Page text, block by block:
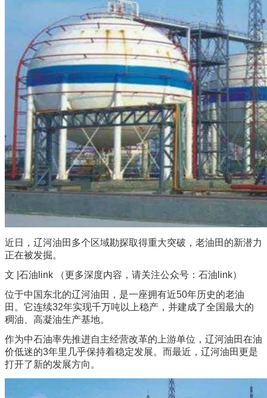
近日，辽河油田多个区域勘探取得重大突破，老油田的新潜力
正在被发掘。
文 |石油link （更多深度内容，请关注公众号：石油link）
位于中国东北的辽河油田，是一座拥有近50年历史的老油
田。它连续32年实现千万吨以上稳产，并建成了全国最大的
稠油、高凝油生产基地。
作为中石油率先推进自主经营改革的上游单位，辽河油田在油
价低迷的3年里几乎保持着稳定发展。而最近，辽河油田更是
打开了新的发展方向。